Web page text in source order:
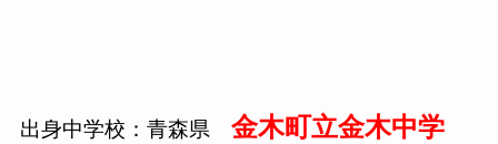
出身中学校：青森県 金木町立金木中学